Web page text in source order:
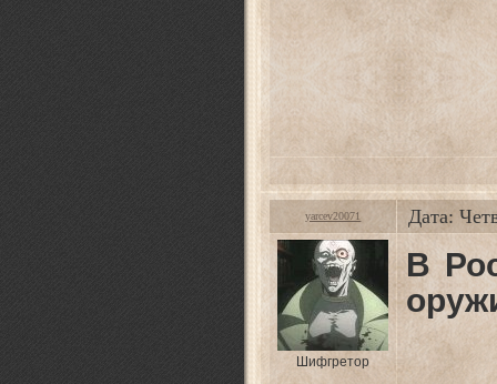
yarcev20071 Дата:
Шифгретор
В